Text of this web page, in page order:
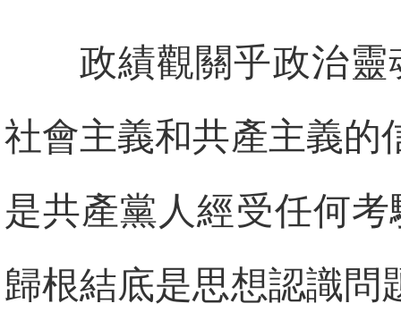
政績觀關乎政治
社會主義和共產主義的
是共產黨人經受任何
歸根結底是思想認識問